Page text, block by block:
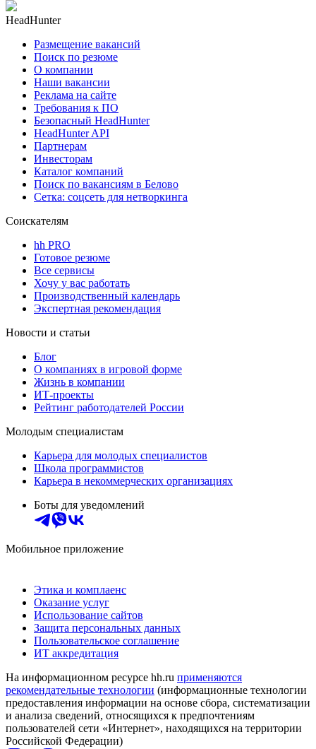
HeadHunter
Размещение вакансий
Поиск по резюме
О компании
Наши вакансии
Реклама на сайте
Требования к ПО
Безопасный HeadHunter
HeadHunter API
Партнерам
Инвесторам
Каталог компаний
Поиск по вакансиям в Белово
Сетка: соцсеть для нетворкинга
Соискателям
hh PRO
Готовое резюме
Все сервисы
Хочу у вас работать
Производственный календарь
Экспертная рекомендация
Новости и статьи
Блог
О компаниях в игровой форме
Жизнь в компании
ИТ-проекты
Рейтинг работодателей России
Молодым специалистам
Карьера для молодых специалистов
Школа программистов
Карьера в некоммерческих организациях
Боты для уведомлений
Мобильное приложение
Этика и комплаенс
Оказание услуг
Использование сайтов
Защита персональных данных
Пользовательское соглашение
ИТ аккредитация
На информационном ресурсе hh.ru применяются
рекомендательные технологии (информационные технологии
предоставления информации на основе сбора, систематизации
и анализа сведений, относящихся к предпочтениям
пользователей сети «Интернет», находящихся на территории
Российской Федерации)